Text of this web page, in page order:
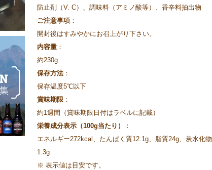
防止剤（V. C）、調味料（アミノ酸等）、香辛料抽出物
ご注意事項：
開封後はすみやかにお召上がり下さい。
内容量：
約230g
保存方法：
保存温度5℃以下
賞味期限：
約1週間（賞味期限日付はラベルに記載）
栄養成分表示（100g当たり）
：
エネルギー272kcal、たんぱく質12.1g、脂質24g、炭水化
1.3g
※ 表示値は目安です。